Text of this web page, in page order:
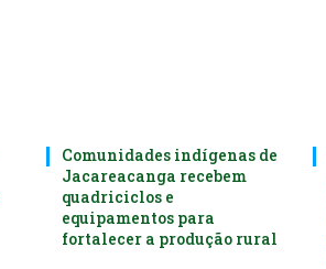
Comunidades indígenas de
Jacareacanga recebem
quadriciclos e
equipamentos para
fortalecer a produção rural